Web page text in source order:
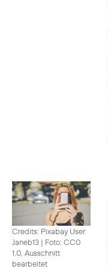
Credits: Pixabay User
Janeb13 | Foto: CC0
1.0, Ausschnitt
bearbeitet